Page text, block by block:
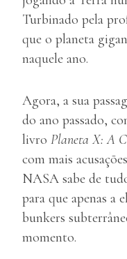
Turbinado pela
que o planeta
naquele ano.
Agora, a sua
do ano passado,
livro Planeta X: A
com mais
NASA sabe de
para que apenas a
bunkers
momento.